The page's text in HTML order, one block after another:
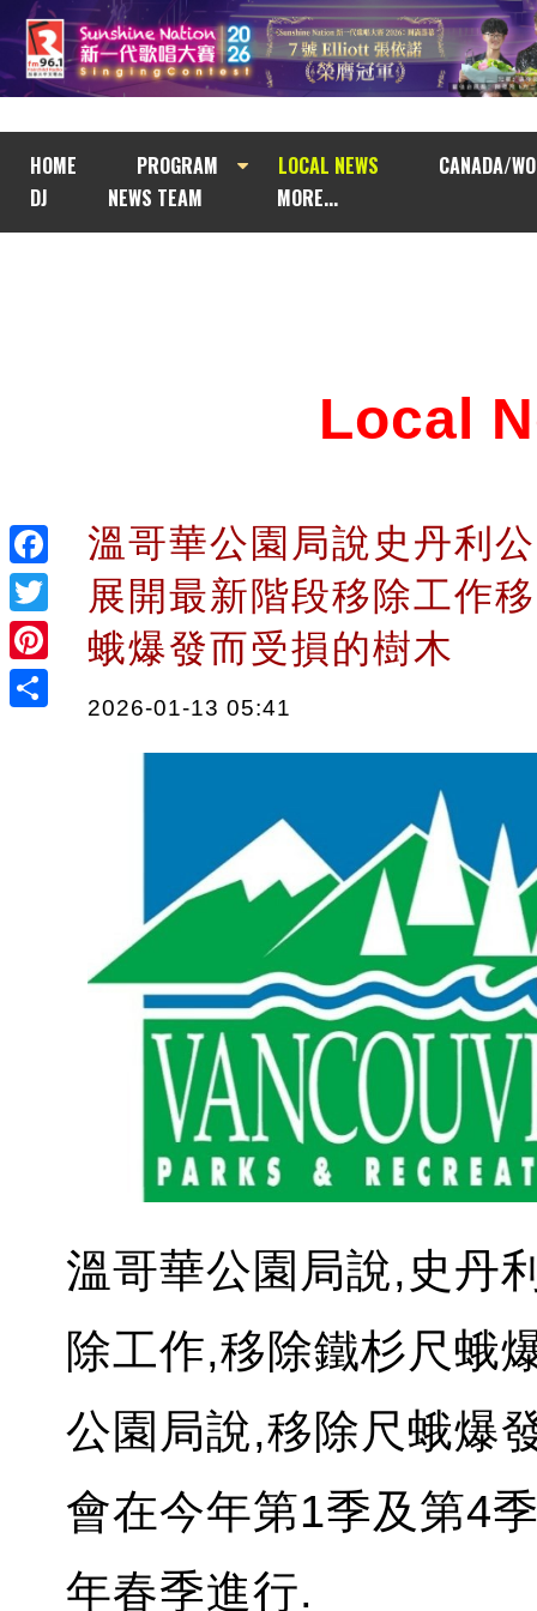
HOME PROGRAM LOCAL NEWS
CANADA/
DJ
NEWS TEAM MORE...
Facebook
Twitter
Pinterest
Local
溫哥華公園局說史丹利
展開最新階段移除工作
蛾爆發而受損的樹木
2026-01-13 05:41
溫哥華公園局說,史丹
除工作,移除鐵杉尺蛾
公園局說,移除尺蛾爆
會在今年第1季及第4
年春季進行.